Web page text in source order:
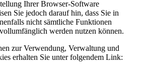
Ihrer Browser-Software
Sie jedoch darauf hin, dass Sie in
nicht sämtliche Funktionen
werden nutzen können.
zur Verwendung, Verwaltung und
erhalten Sie unter folgendem Link: